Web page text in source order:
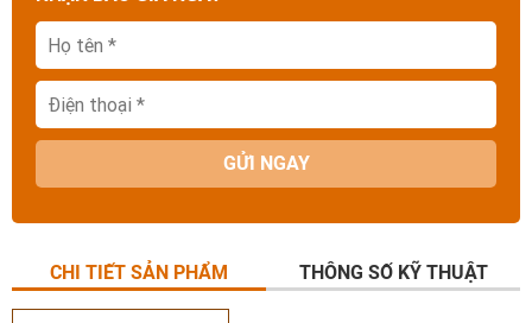
GỬI NGAY
CHI TIẾT SẢN PHẨM THÔNG SỐ KỸ THUẬT